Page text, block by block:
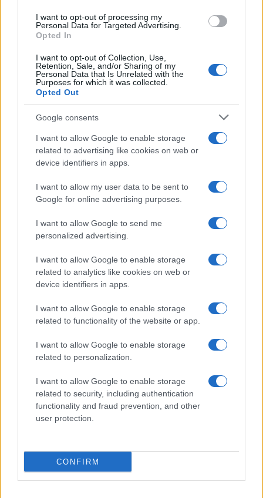
I want to opt-out of processing my
Personal Data for Targeted Advertising.
Opted In
I want to opt-out of Collection, Use,
Retention, Sale, and/or Sharing of my
Personal Data that Is Unrelated with the
Purposes for which it was collected.
Opted Out
Google consents
I want to allow Google to enable storage
related to advertising like cookies on web or
device identifiers in apps.
I want to allow my user data to be sent to
Google for online advertising purposes.
I want to allow Google to send me
personalized advertising.
I want to allow Google to enable storage
related to analytics like cookies on web or
device identifiers in apps.
I want to allow Google to enable storage
related to functionality of the website or app.
I want to allow Google to enable storage
related to personalization.
I want to allow Google to enable storage
related to security, including authentication
functionality and fraud prevention, and other
user protection.
CONFIRM
za varstvo okolja in Fakulteta za strojništvo Univerze v
Novem Mestu. Partnerji so namreč ugotovili, da je v
Koroški, Dolenjski, Severno Primorski in Savinjski regiji,
kjer imajo sedež partnerski VŠZ, ponudba aktivnosti, ki
bi vzpodbujale mlade za vpis na STE(A)M področja
bistveno manj kot v Ljubljani, Mariboru, Kopru…
Tako kakovostnih aktivnosti, ki se izvajajo na šolah v
okviru pouka, kot tudi izven šolskih in počitniških
aktivnosti (krožki, poletni tabori…). To pomeni, da so
otroci iz teh okolij v de-privilegiranem položaju, saj
nimajo dostopa do teh aktivnosti, kar prispeva še k
poslabšanju situacije na naslednjih področjih: vpisu in
zanimanju mladih za vpis na STE(A)M študijske
programe, kjer že sedaj primanjkuje kadra ter na
področju doseganja ključnih prečnih kompetenc (npr.:
inovativnost, kritično mišljenje in reševanje problemov,
IKT kompetence, …), ki so pomembne za uspešno delo
v globalnem, hitro spreminjajočem delovnem okolju.
Poleg tega želimo s kakovostnimi obšolskimi in
poletnimi aktivnostmi zmanjšati tudi trend zviševanja
časa, ki ga mladi preživijo nekreativno z igranjem video
Poletne šole v 2023